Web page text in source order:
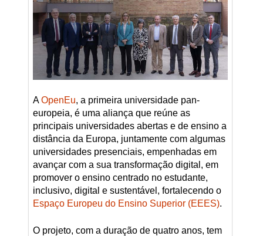
AOpenEu, a primeira universidade pan-
europeia, é uma aliança que reúne as
principais universidades abertas e de ensino a
distância da Europa, juntamente com algumas
universidades presenciais, empenhadas em
avançar com a sua transformação digital, em
promover o ensino centrado no estudante,
inclusivo, digital e sustentável, fortalecendo o
Espaço Europeu do Ensino Superior (EEES).
O projeto, com a duração de quatro anos, tem